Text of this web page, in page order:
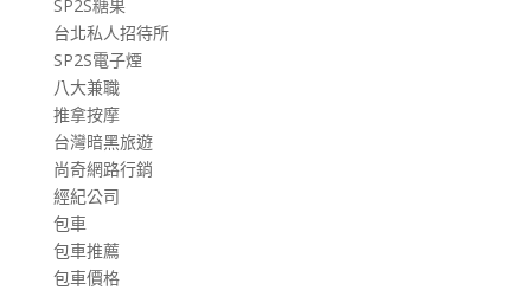
SP2S糖果
台北私人招待所
SP2S電子煙
八大兼職
推拿按摩
台灣暗黑旅遊
尚奇網路行銷
經紀公司
包車
包車推薦
包車價格